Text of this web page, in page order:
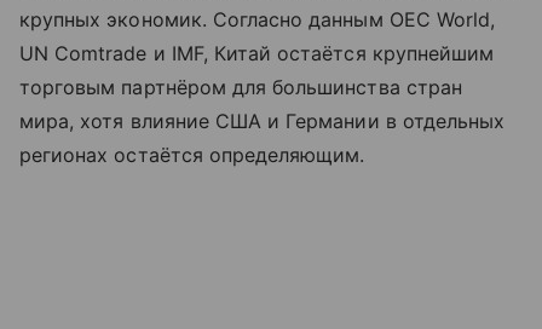
крупных экономик. Согласно данным OEC World,
UN Comtrade и IMF, Китай остаётся крупнейшим
торговым партнёром для большинства стран
мира, хотя влияние США и Германии в отдельных
регионах остаётся определяющим.